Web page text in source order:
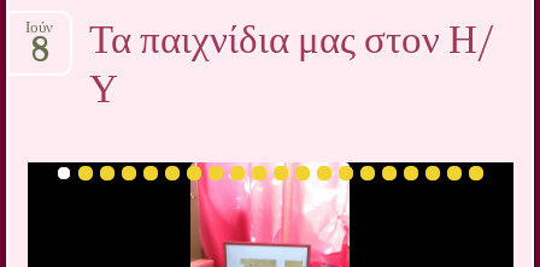
Τα παιχνίδια μας στον Η/
Υ
Ιούν
8